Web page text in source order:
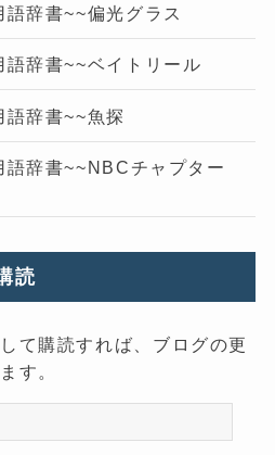
辞書~~偏光グラス
辞書~~ベイトリール
語辞書~~魚探
語辞書~~NBCチャプター
読
て購読すれば、ブログの更
す。